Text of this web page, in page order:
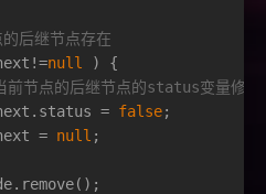
后继节点存在
null
) {
节点的后继节点的status变量修
=
false;
=
null ;